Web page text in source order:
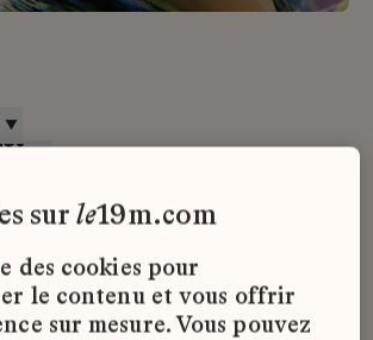
surle19m.com
des cookies pour
le contenu et vous offrir
sur mesure. Vous pouvez